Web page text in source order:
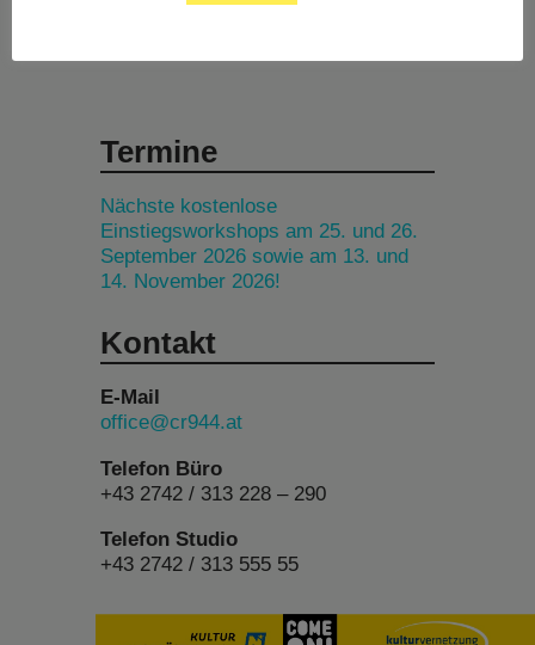
Termine
Nächste kostenlose
Einstiegsworkshops am 25. und 26.
September 2026 sowie am 13. und
14. November 2026!
Kontakt
E-Mail
office@cr944.at
Telefon Büro
+43 2742 / 313 228 – 290
Telefon Studio
+43 2742 / 313 555 55